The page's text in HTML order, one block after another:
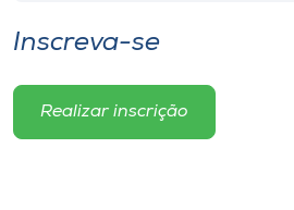
Inscreva-se
Realizar inscrição